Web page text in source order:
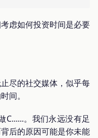
虑如何投资时间是必要
尽的社交媒体，似乎每
间。
C......。我们永远没有足
后的原因可能是你未能